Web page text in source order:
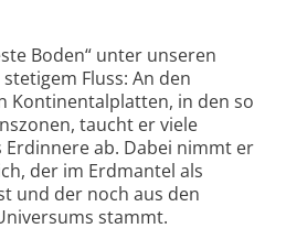
Boden“ unter unseren
Fluss: An den
Kontinentalplatten, in den so
taucht er viele
ab. Dabei nimmt er
der im Erdmantel als
und der noch aus den
stammt.